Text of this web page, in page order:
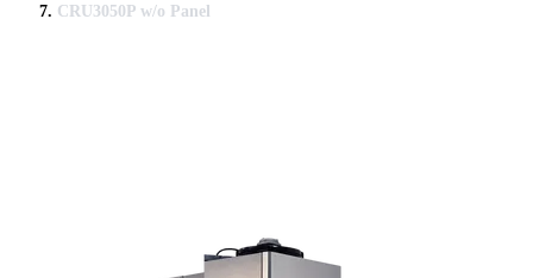
CRU3050P w/o Panel